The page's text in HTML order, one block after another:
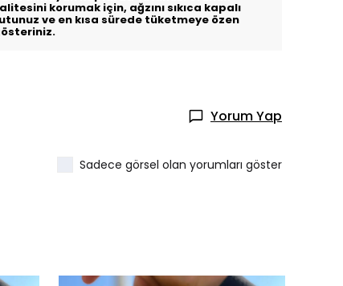
korumak için, ağzını sıkıca kapalı
ve en kısa sürede tüketmeye özen
Yorum Yap
Sadece görsel olan yorumları göster